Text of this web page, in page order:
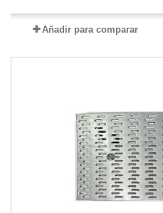
Añadir para comparar